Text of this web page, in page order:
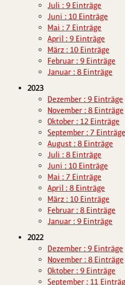
Juli : 9 Einträge
Juni : 10 Einträge
Mai : 7 Einträge
April : 9 Einträge
März : 10 Einträge
Februar : 9 Einträge
Januar : 8 Einträge
2023
Dezember : 9 Einträge
November : 8 Einträge
Oktober : 12 Einträge
September : 7 Einträge
August : 8 Einträge
Juli : 8 Einträge
Juni : 10 Einträge
Mai : 7 Einträge
April : 8 Einträge
März : 10 Einträge
Februar : 8 Einträge
Januar : 9 Einträge
2022
Dezember : 9 Einträge
November : 8 Einträge
Oktober : 9 Einträge
September : 11